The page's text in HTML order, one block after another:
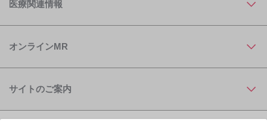
医療関連情報
オンラインMR
サイトのご案内